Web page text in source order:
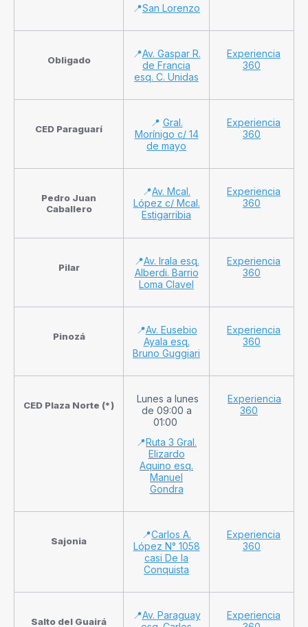
📍San Lorenzo
Obligado
📍Av. Gaspar R.
de Francia
esq. C. Unidas
Experiencia
360
CED Paraguarí
📍 Gral.
Morínigo c/ 14
de mayo
Experiencia
360
Pedro Juan
Caballero
📍Av. Mcal.
López c/ Mcal.
Estigarribia
Experiencia
360
Pilar
📍Av. Irala esq.
Alberdi. Barrio
Loma Clavel
Experiencia
360
Pinozá
📍Av. Eusebio
Ayala esq.
Bruno Guggiari
Experiencia
360
CED Plaza Norte (*)
Lunes a lunes
de 09:00 a
01:00
📍Ruta 3 Gral.
Elizardo
Aquino esq.
Manuel
Gondra
Experiencia
360
Sajonia
📍Carlos A.
López N° 1058
casi De la
Conquista
Experiencia
360
Salto del Guairá
📍Av. Paraguay
Experiencia